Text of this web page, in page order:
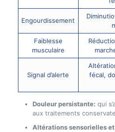
Engourdissement
Faiblesse
musculaire
Signal d’alerte
fécal,
Douleur persistante: qui
aux traitements
Altérations sensorielles